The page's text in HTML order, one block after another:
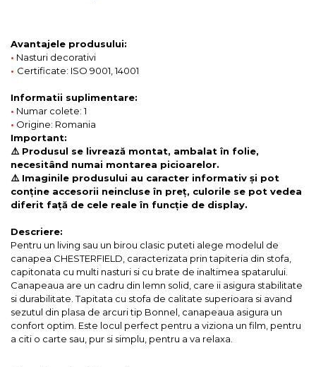
Avantajele produsului:
• Nasturi decorativi
• Certificate: ISO 9001, 14001
Informatii suplimentare:
• Numar colete: 1
• Origine: Romania
Important:
⚠️ Produsul se livrează montat, ambalat în folie,
necesitând numai montarea picioarelor.
⚠️ Imaginile produsului au caracter informativ și pot
conține accesorii neincluse în preț, culorile se pot vedea
diferit față de cele reale în funcție de display.
Descriere:
Pentru un living sau un birou clasic puteti alege modelul de
canapea CHESTERFIELD, caracterizata prin tapiteria din stofa,
capitonata cu multi nasturi si cu brate de inaltimea spatarului.
Canapeaua are un cadru din lemn solid, care ii asigura stabilitate
si durabilitate. Tapitata cu stofa de calitate superioara si avand
sezutul din plasa de arcuri tip Bonnel, canapeaua asigura un
confort optim. Este locul perfect pentru a viziona un film, pentru
a citi o carte sau, pur si simplu, pentru a va relaxa.